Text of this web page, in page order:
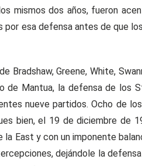
mismos dos años, fueron
esa defensa antes de que
Bradshaw, Greene, White,
de Mantua, la defensa de los
nueve partidos. Ocho de
bien, el 19 de diciembre de
East y con un imponente
dejándole la